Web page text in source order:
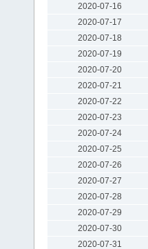
2020-07-16
2020-07-17
2020-07-18
2020-07-19
2020-07-20
2020-07-21
2020-07-22
2020-07-23
2020-07-24
2020-07-25
2020-07-26
2020-07-27
2020-07-28
2020-07-29
2020-07-30
2020-07-31